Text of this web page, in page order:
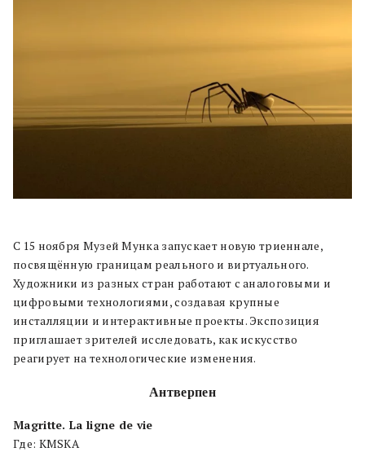
С 15 ноября Музей Мунка запускает новую триеннале,
посвящённую границам реального и виртуального.
Художники из разных стран работают с аналоговыми и
цифровыми технологиями, создавая крупные
инсталляции и интерактивные проекты. Экспозиция
приглашает зрителей исследовать, как искусство
реагирует на технологические изменения.
Антверпен
Magritte. La ligne de vie
Где: KMSKA